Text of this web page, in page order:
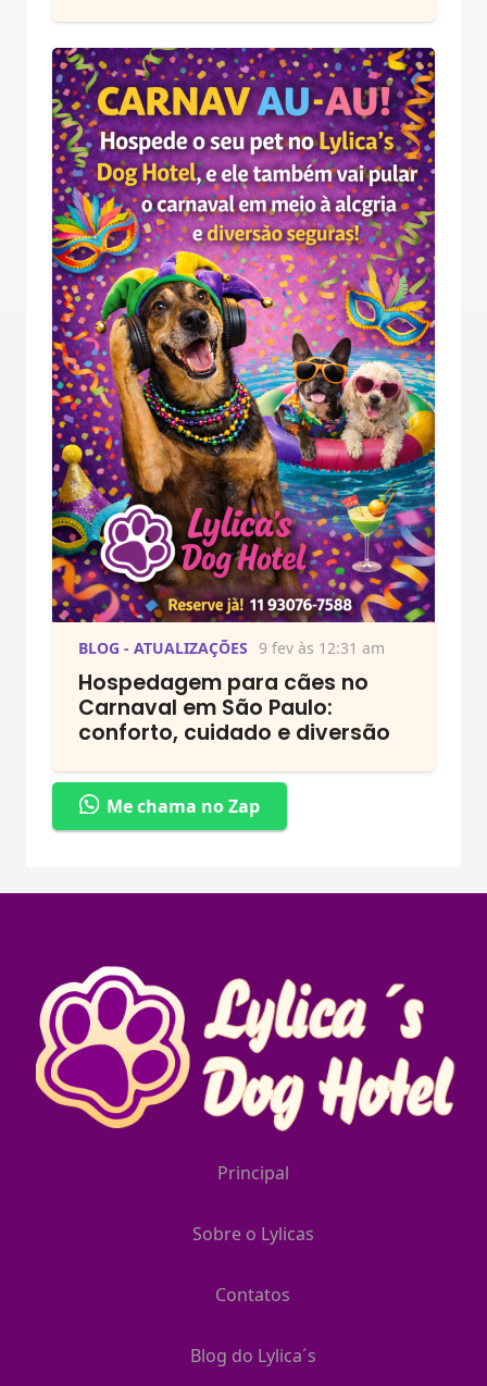
BLOG - ATUALIZAÇÕES 9 fev às 12:31 am
Hospedagem para cães no
Carnaval em São Paulo:
conforto, cuidado e diversão
Me chama no Zap
Principal
Sobre o Lylicas
Contatos
Blog do Lylica´s